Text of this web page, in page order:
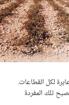
لكل القطاعات.
تلك المفردة